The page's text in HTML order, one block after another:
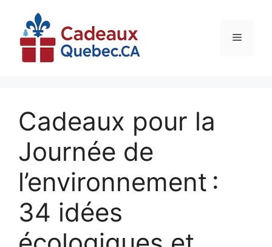
contenu
Menu
Cadeaux pour la
Journée de
l’environnement :
34 idées